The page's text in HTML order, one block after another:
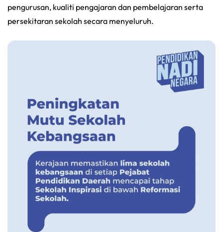
pengurusan, kualiti pengajaran dan pembelajaran serta
persekitaran sekolah secara menyeluruh.